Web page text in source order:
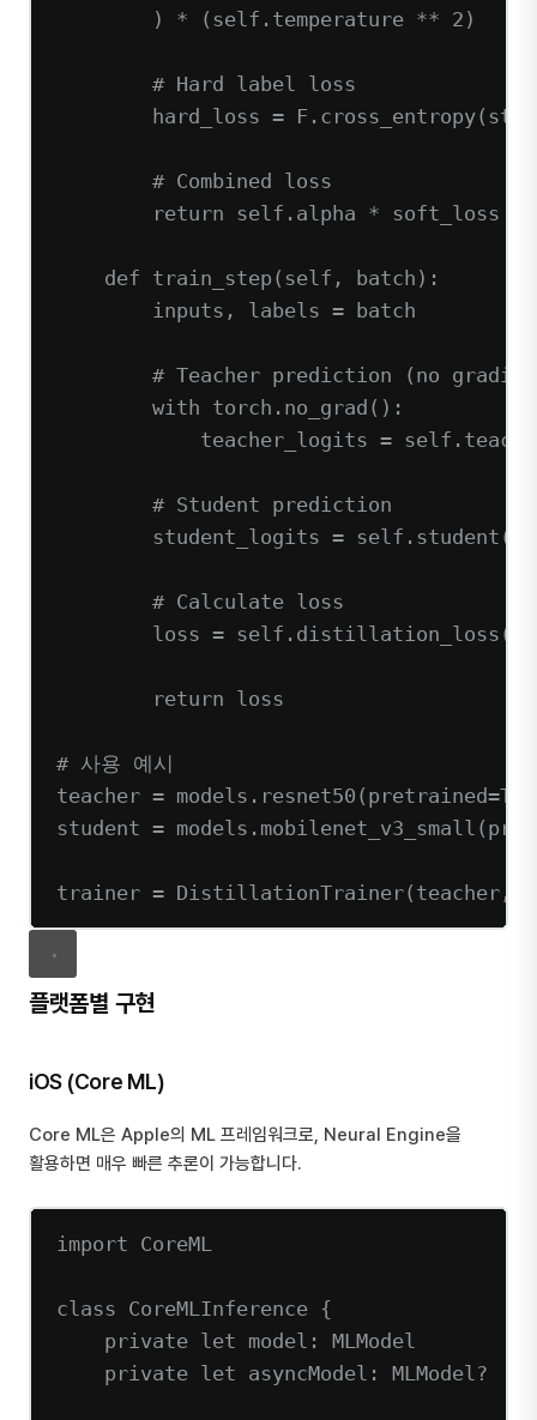
) * ( self .temperature ** 2 )
# Hard label loss
hard_loss =
# Combined loss
return self .alpha * soft_loss
def train_step (self, batch):
inputs, labels = batch
# Teacher prediction (no
with torch.no_grad():
teacher_logits = self
# Student prediction
student_logits = self
# Calculate loss
loss = self
return loss
# 사용 예시
teacher = models.resnet50( pretrained=
student = models.mobilenet_v3_small(
trainer = DistillationTrainer(teacher,
플랫폼별 구현
iOS (Core ML)
Core ML은 Apple의 ML 프레임워크로, Neural Engine을
활용하면 매우 빠른 추론이 가능합니다.
import CoreML
class CoreMLInference {
private let model: MLModel
private let asyncModel: MLModel ?